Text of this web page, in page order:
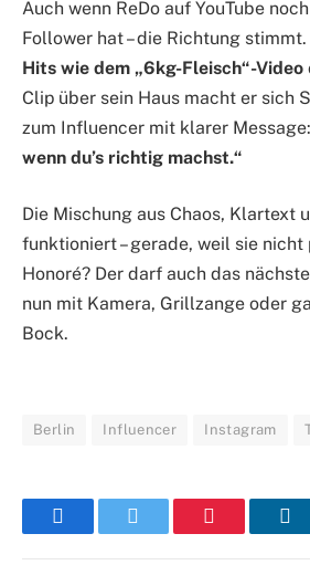
Auch wenn ReDo auf YouTube
Follower hat – die Richtung
Hits wie dem „6kg-Fleisch“-Video
Clip über sein Haus macht er sich
zum Influencer mit klarer Message:
wenn du’s richtig machst.“
Die Mischung aus Chaos, Klartext
funktioniert – gerade, weil sie
Honoré? Der darf auch das
nun mit Kamera, Grillzange oder
Bock.
Berlin Influencer Instagram
FacebookTwitter Pinterest